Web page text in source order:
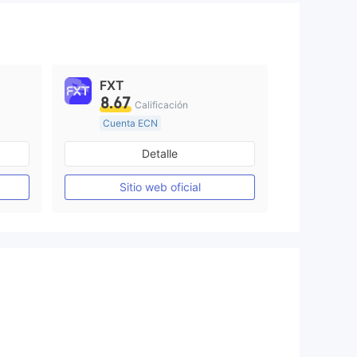
Creación Mercado Forex (MM)
FXT
8.67 Calificación
Cuenta ECN
Más de 20 años
Supervisión en Australia
Creación Mercado Forex (MM)
Licencia completa de MT4
Detalle
Sitio web oficial